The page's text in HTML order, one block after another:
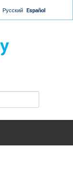
Русский Español